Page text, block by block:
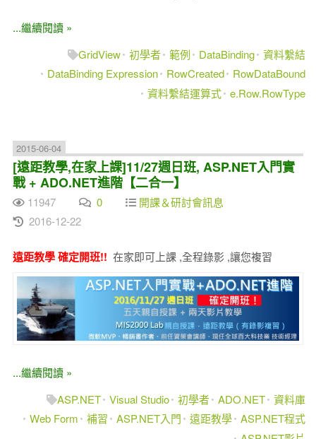
...繼續閱讀 »
GridView 初學者 範例 DataBinding 資料繫結
DataBinding Expression
RowCreated
RowDataBound
資料繫結運算式 e.Row.RowType
2015-06-04
[遠距教學,在家上課]11/27週日班, ASP.NET入門實
戰 + ADO.NET進階【二合一】
11947 0
開課＆研討會訊息
2016-12-22
遠距教學 確定開班!! 在家即可上課 ,全程錄影 ,讓您複習
...繼續閱讀 »
ASP.NET Visual Studio 初學者 ADO.NET 資料庫
Web Form
補習 ASP.NET入門 遠距教學 ASP.NET程式